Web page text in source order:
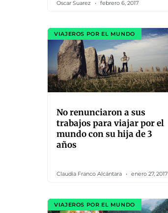
Oscar Suarez febrero 6, 2017
VIAJEROS POR EL MUNDO
No renunciaron a sus
trabajos para viajar por el
mundo con su hija de 3
años
Claudia Franco Alcántara enero 27, 2017
VIAJEROS POR EL MUNDO